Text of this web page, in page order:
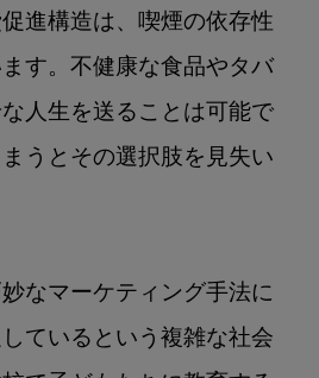
進構造は、喫煙の依存性
す。不健康な食品やタバ
人生を送ることは可能で
うとその選択肢を見失い
なマーケティング手法に
ているという複雑な社会